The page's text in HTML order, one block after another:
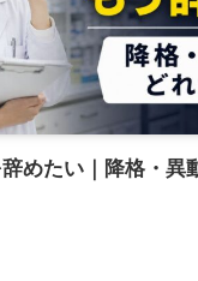
めたい｜降格・異